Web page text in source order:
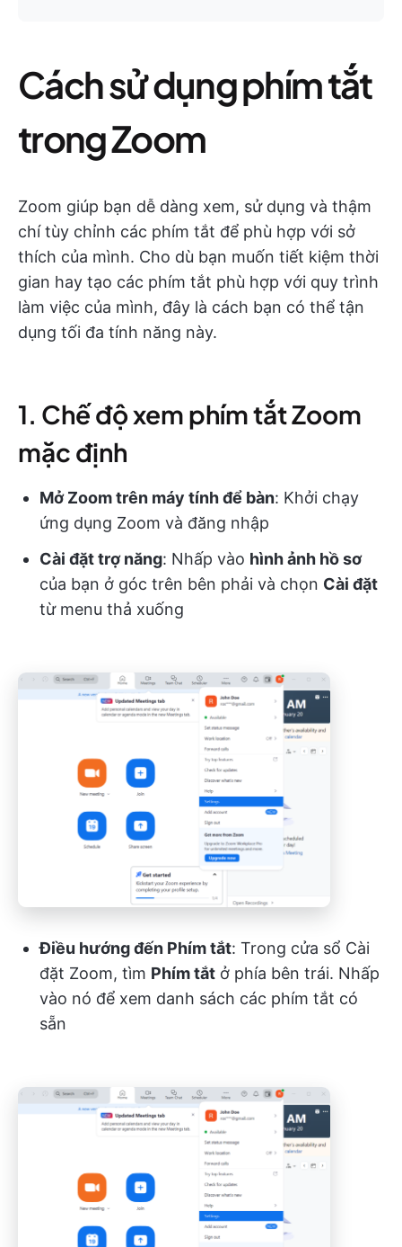
Cách sử dụng phím tắt
trong Zoom
Zoom giúp bạn dễ dàng xem, sử dụng và thậm
chí tùy chỉnh các phím tắt để phù hợp với sở
thích của mình. Cho dù bạn muốn tiết kiệm thời
gian hay tạo các phím tắt phù hợp với quy trình
làm việc của mình, đây là cách bạn có thể tận
dụng tối đa tính năng này.
1. Chế độ xem phím tắt Zoom
mặc định
Mở Zoom trên máy tính để bàn: Khởi chạy
ứng dụng Zoom và đăng nhập
Cài đặt trợ năng: Nhấp vào hình ảnh hồ sơ
của bạn ở góc trên bên phải và chọn Cài đặt
từ menu thả xuống
Điều hướng đến Phím tắt: Trong cửa sổ Cài
đặt Zoom, tìm Phím tắt ở phía bên trái. Nhấp
vào nó để xem danh sách các phím tắt có
sẵn